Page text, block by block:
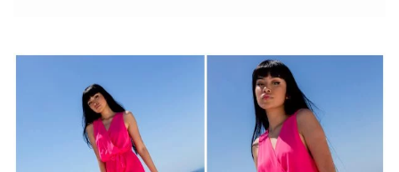
Tania kiecka na wesele – zjawiskowa
kreacja bez przepłacania